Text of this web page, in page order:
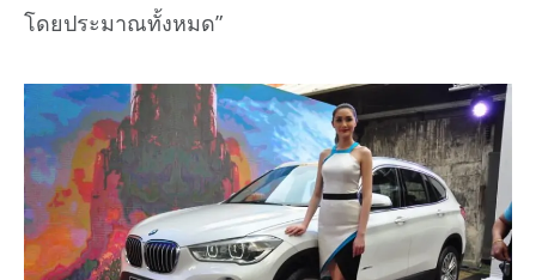
โดยประมาณทั้งหมด”